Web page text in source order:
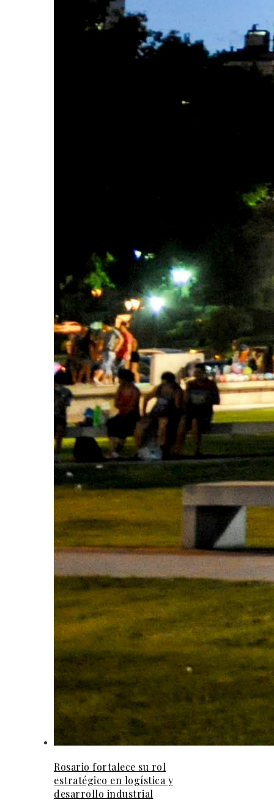
Rosario fortalece su rol
estratégico en logística y
desarrollo industrial